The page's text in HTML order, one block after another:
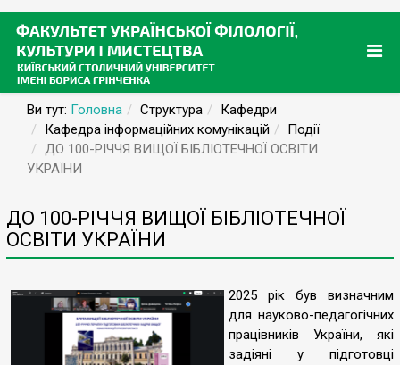
Ви тут: Головна Структура
Кафедри
Кафедра інформаційних комунікацій
Події
ДО 100-РІЧЧЯ ВИЩОЇ БІБЛІОТЕЧНОЇ ОСВІТИ
УКРАЇНИ
ДО 100-РІЧЧЯ ВИЩОЇ БІБЛІОТЕЧНОЇ
ОСВІТИ УКРАЇНИ
2025 рік був визначним
для науково-педагогічних
працівників України, які
задіяні у підготовці